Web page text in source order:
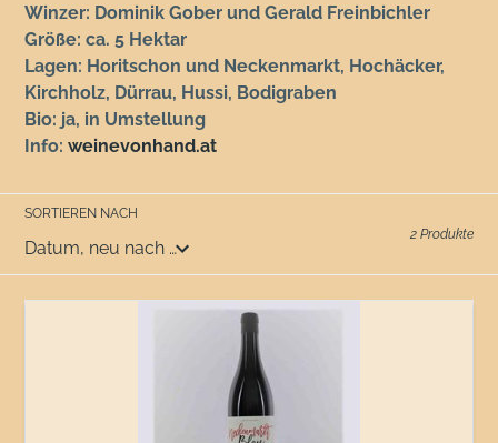
Winzer: Dominik Gober und Gerald Freinbichler
Größe: ca. 5 Hektar
Lagen: Horitschon und Neckenmarkt, Hochäcker,
Kirchholz, Dürrau, Hussi, Bodigraben
Bio: ja, in Umstellung
Info: weinevonhand.at
SORTIEREN NACH
2 Produkte